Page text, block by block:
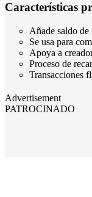
Características
Añade saldo de
Se usa para
Apoya a
Proceso de
Transacciones
Advertisement
PATROCINADO